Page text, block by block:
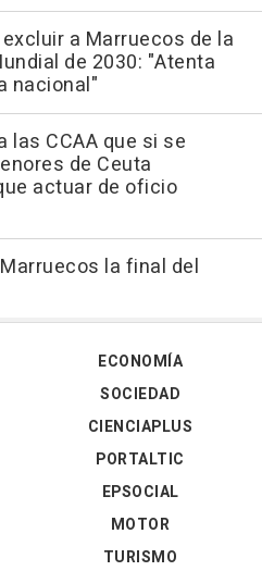
a Marruecos de la
de 2030: "Atenta
nacional"
las CCAA que si se
de Ceuta
actuar de oficio
la final del
ECONOMÍA
SOCIEDAD
CIENCIAPLUS
PORTALTIC
EPSOCIAL
MOTOR
TURISMO